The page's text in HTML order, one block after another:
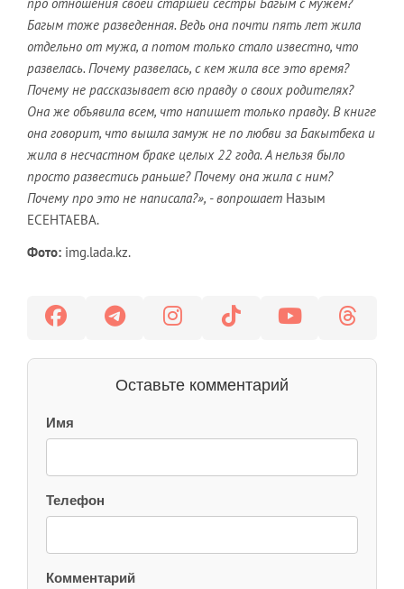
Багым тоже разведенная. Ведь она почти пять лет жила
отдельно от мужа, а потом только стало известно, что
развелась. Почему развелась, с кем жила все это время?
Почему не рассказывает всю правду о своих родителях?
Она же объявила всем, что напишет только правду. В книге
она говорит, что вышла замуж не по любви за Бакытбека и
жила в несчастном браке целых 22 года. А нельзя было
просто развестись раньше? Почему она жила с ним?
Почему про это не написала?», - вопрошает Назым
ЕСЕНТАЕВА.
Фото: img.lada.kz.
Оставьте комментарий
Имя
Телефон
Комментарий